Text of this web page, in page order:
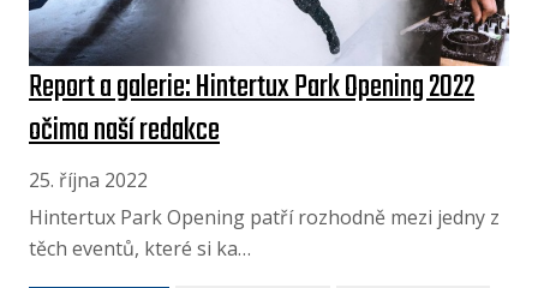
Report a galerie: Hintertux Park Opening 2022
očima naší redakce
25. října 2022
Hintertux Park Opening patří rozhodně mezi jedny z
těch eventů, které si ka…